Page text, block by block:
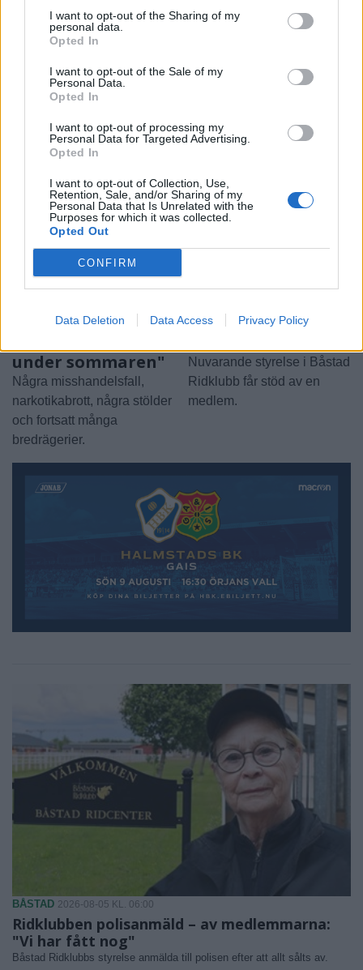
I want to opt-out of the Sharing of my
personal data.
Opted In
I want to opt-out of the Sale of my
Personal Data.
Opted In
I want to opt-out of processing my
Personal Data for Targeted Advertising.
Opted In
I want to opt-out of Collection, Use,
Retention, Sale, and/or Sharing of my
Personal Data that Is Unrelated with the
Purposes for which it was collected.
Opted Out
CONFIRM
Data Deletion Data Access Privacy Policy
Båstad Ridklubbs
ordförande Kenneth
läget i föreningen.
jävla mysigt här"
starka roller, framtida projekt
"Brottsligheten
under sommaren"
Några misshandelsfall,
narkotikabrott, några stölder
och fortsatt många
bredrägerier.
alternativ –
Nuvarande styrelse i Båstad
Ridklubb får stöd av en
medlem.
BÅSTAD 2026-08-05 KL. 06:00
Ridklubben polisanmäld – av medlemmarna:
"Vi har fått nog"
Båstad Ridklubbs styrelse anmälda till polisen efter att allt sålts av.